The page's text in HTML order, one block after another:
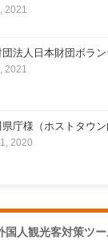
2021
法人日本財団ボラ
2021
庁様（ホストタウン
2020
国人観光客対策ツ